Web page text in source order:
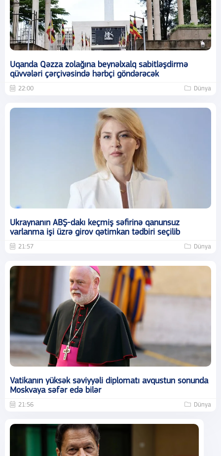
Uqanda Qəzza zolağına beynəlxalq sabitləşdirmə
qüvvələri çərçivəsində hərbçi göndərəcək
22:00 Dünya
Ukraynanın ABŞ-dakı keçmiş səfirinə qanunsuz
varlanma işi üzrə girov qətimkan tədbiri seçilib
21:57 Dünya
Vatikanın yüksək səviyyəli diplomatı avqustun sonunda
Moskvaya səfər edə bilər
21:56 Dünya